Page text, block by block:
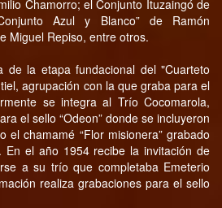
Chamorro; el Conjunto Ituzaingó de
Azul y Blanco” de Ramón
Miguel Repiso, entre otros.
de la etapa fundacional del "Cuarteto
agrupación con la que graba para el
se integra al Trío Cocomarola,
el sello “Odeon” donde se incluyeron
el chamamé “Flor misionera” grabado
el año 1954 recibe la invitación de
a su trío que completaba Emeterio
realiza grabaciones para el sello